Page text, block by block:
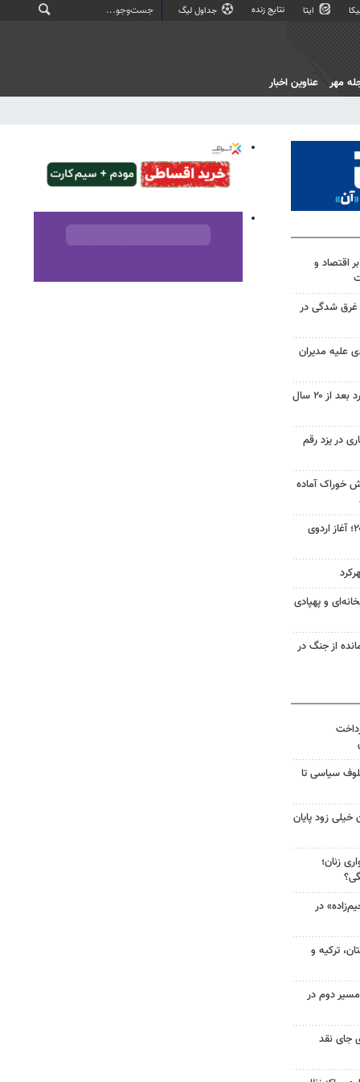
ایتا نتایج زنده جداول لیگ
مهر عناوین اخبار
اقتصاد و
غرق شدگی در
علیه مدیران
موانع توسعه ناحیه غرب شهرکرد بعد از ۲۰ سال
در یزد رقم
خوراک آماده
جاهدی در مسیر پارالمپیک ۲۰۲۸؛ آغاز اردوی
و پهپادی
از جنگ در
سیاسی تا
خیلی زود پایان
زنان؛
در
ترکیه و
دوم در
جای نقد